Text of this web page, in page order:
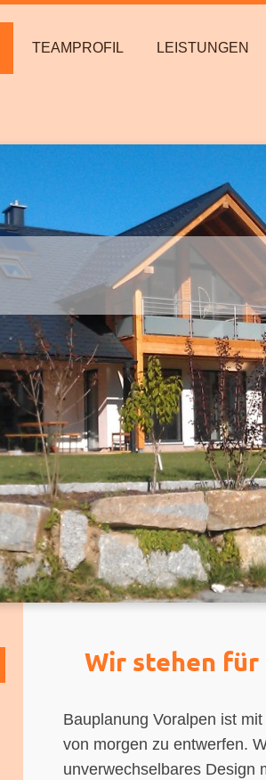
TEAMPROFIL LEISTUNGEN
Wir stehen
Bauplanung Voralpen ist
von morgen zu entwerfen.
unverwechselbares Design